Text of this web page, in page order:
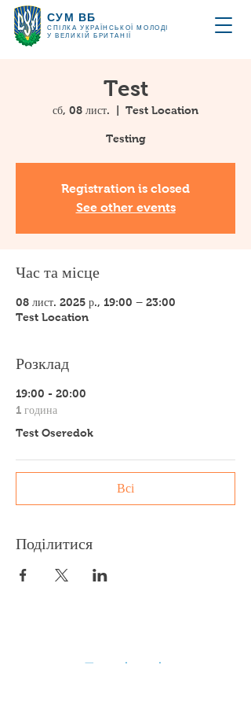
СУМ ВБ
СПІЛКА УКРАЇНСЬКОЇ МОЛОДІ
У ВЕЛИКІЙ БРИТАНІЇ
Test
сб, 08 лист. Test Location
Testing
Registration is closed
See other events
Час та місце
08 лист. 2025 р., 19:00 – 23:00
Test Location
Розклад
19:00 - 20:00
1 година
Test Oseredok
Всі
Поділитися
Facebook